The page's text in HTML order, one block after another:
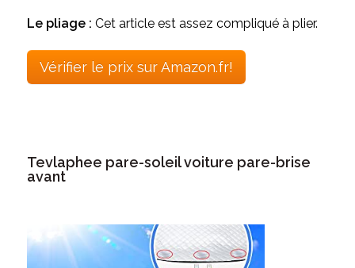
Le pliage : Cet article est assez compliqué à plier.
Vérifier le prix sur Amazon.fr!
Tevlaphee pare-soleil voiture pare-brise
avant